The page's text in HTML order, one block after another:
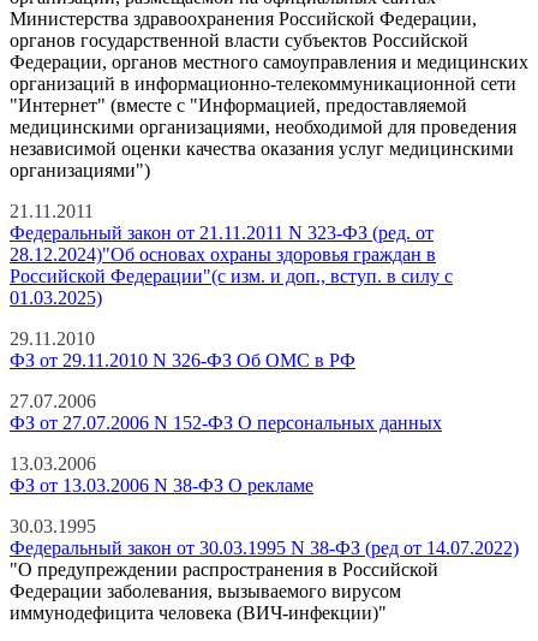
Министерства здравоохранения Российской Федерации,
органов государственной власти субъектов Российской
Федерации, органов местного самоуправления и медицинских
организаций в информационно-телекоммуникационной сети
"Интернет" (вместе с "Информацией, предоставляемой
медицинскими организациями, необходимой для проведения
независимой оценки качества оказания услуг медицинскими
организациями")
21.11.2011
Федеральный закон от 21.11.2011 N 323-ФЗ (ред. от
28.12.2024)"Об основах охраны здоровья граждан в
Российской Федерации"(с изм. и доп., вступ. в силу с
01.03.2025)
29.11.2010
ФЗ от 29.11.2010 N 326-ФЗ Об ОМС в РФ
27.07.2006
ФЗ от 27.07.2006 N 152-ФЗ О персональных данных
13.03.2006
ФЗ от 13.03.2006 N 38-ФЗ О рекламе
30.03.1995
Федеральный закон от 30.03.1995 N 38-ФЗ (ред от 14.07.2022)
"О предупреждении распространения в Российской
Федерации заболевания, вызываемого вирусом
иммунодефицита человека (ВИЧ-инфекции)"